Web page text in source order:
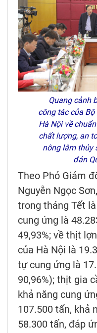
Quang cảnh
công tác của Bộ
Hà Nội về
chất lượng, an
nông lâm thủy
đán
Theo Phó Giám
Nguyễn Ngọc
trong tháng Tết
cung ứng là
49,93%; về thịt
của Hà Nội là
tự cung ứng là
90,96%); thịt gia
khả năng cung
107.500 tấn, khả
58.300 tấn, đáp